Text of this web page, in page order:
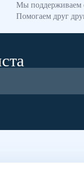
Мы поддерживаем
Помогаем друг